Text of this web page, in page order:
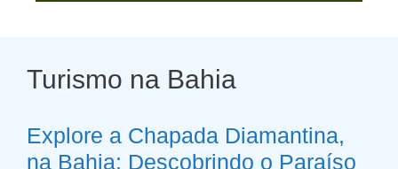
Turismo na Bahia
Explore a Chapada Diamantina,
na Bahia: Descobrindo o Paraíso